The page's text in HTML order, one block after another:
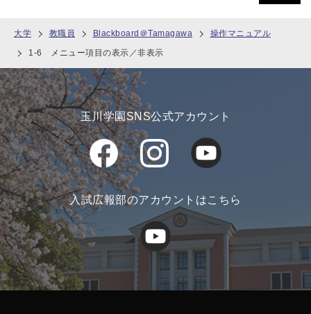
大学 教職員 Blackboard＠Tamagawa
操作マニュアル
1-6 メニュー項目の表示／非表示
玉川学園SNS公式アカウント
入試広報部のアカウントはこちら